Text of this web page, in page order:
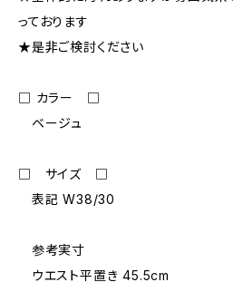
っております
★是非ご検討ください
□ カラー □
ベージュ
□ サイズ □
表記 W38/30
参考実寸
ウエスト平置き 45.5cm